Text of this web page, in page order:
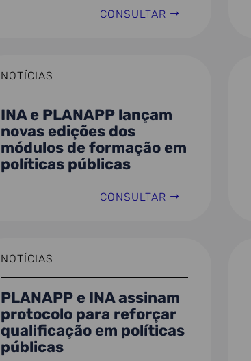
CONSULTAR
NOTÍCIAS
INA e PLANAPP lançam
novas edições dos
módulos de formação em
políticas públicas
CONSULTAR
NOTÍCIAS
PLANAPP e INA assinam
protocolo para reforçar
qualificação em políticas
públicas